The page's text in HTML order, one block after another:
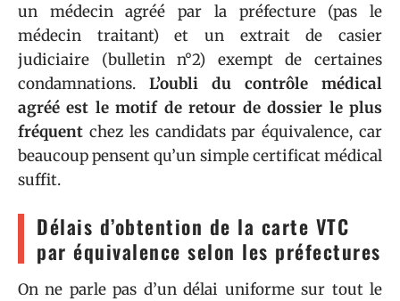
un médecin agréé par la préfecture (pas le
médecin traitant) et un extrait de casier
judiciaire (bulletin n°2) exempt de certaines
condamnations. L’oubli du contrôle médical
agréé est le motif de retour de dossier le plus
fréquent chez les candidats par équivalence, car
beaucoup pensent qu’un simple certificat médical
suffit.
Délais d’obtention de la carte VTC
par équivalence selon les préfectures
On ne parle pas d’un délai uniforme sur tout le